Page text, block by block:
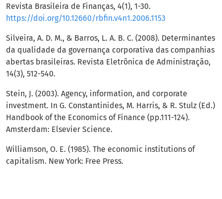
Revista Brasileira de Finanças, 4(1), 1-30.
https://doi.org/10.12660/rbfin.v4n1.2006.1153
Silveira, A. D. M., & Barros, L. A. B. C. (2008). Determinantes
da qualidade da governança corporativa das companhias
abertas brasileiras. Revista Eletrônica de Administração,
14(3), 512-540.
Stein, J. (2003). Agency, information, and corporate
investment. In G. Constantinides, M. Harris, & R. Stulz (Ed.)
Handbook of the Economics of Finance (pp.111-124).
Amsterdam: Elsevier Science.
Williamson, O. E. (1985). The economic institutions of
capitalism. New York: Free Press.